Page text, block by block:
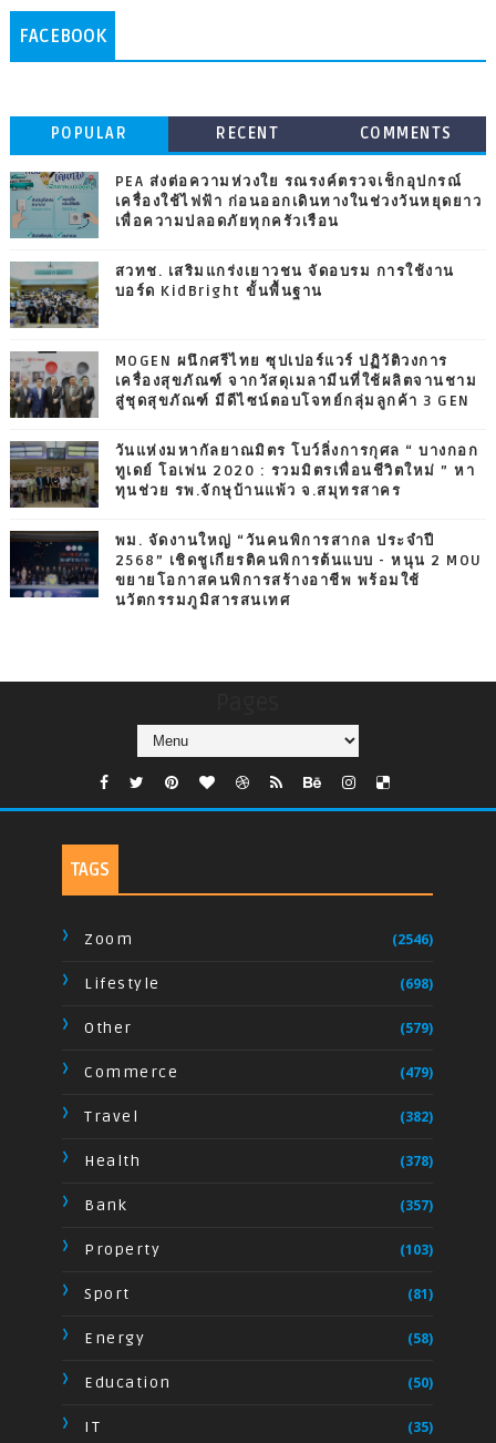
FACEBOOK
POPULAR RECENT COMMENTS
PEA ส่งต่อความห่วงใย รณรงค์ตรวจเช็กอุปกรณ์
เครื่องใช้ไฟฟ้า ก่อนออกเดินทางในช่วงวันหยุดยาว
เพื่อความปลอดภัยทุกครัวเรือน
สวทช. เสริมแกร่งเยาวชน จัดอบรม การใช้งาน
บอร์ด KidBright ขั้นพื้นฐาน
MOGEN ผนึกศรีไทย ซุปเปอร์แวร์ ปฏิวัติวงการ
เครื่องสุขภัณฑ์ จากวัสดุเมลามีนที่ใช้ผลิตจานชาม
สู่ชุดสุขภัณฑ์ มีดีไซน์ตอบโจทย์กลุ่มลูกค้า 3 GEN
วันแห่งมหากัลยาณมิตร โบว์ลิ่งการกุศล “ บางกอก
ทูเดย์ โอเพ่น 2020 : รวมมิตรเพื่อนชีวิตใหม่ ” หา
ทุนช่วย รพ.จักษุบ้านแพ้ว จ.สมุทรสาคร
พม. จัดงานใหญ่ “วันคนพิการสากล ประจำปี
2568” เชิดชูเกียรติคนพิการต้นแบบ - หนุน 2 MOU
ขยายโอกาสคนพิการสร้างอาชีพ พร้อมใช้
นวัตกรรมภูมิสารสนเทศ
TAGS
Zoom (2546)
Lifestyle (698)
Other (579)
Commerce (479)
Travel (382)
Health (378)
Bank (357)
Property (103)
Sport (81)
Energy (58)
Education (50)
IT (35)